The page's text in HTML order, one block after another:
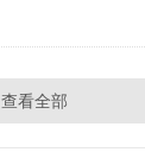
查看全部